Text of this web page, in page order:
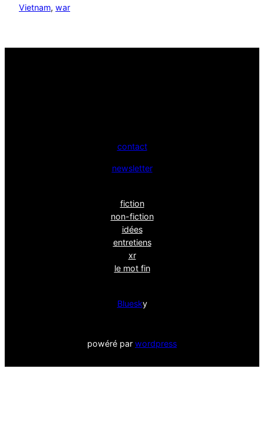
Vietnam, war
contact
newsletter
fiction
non-fiction
idées
entretiens
xr
le mot fin
Bluesky
powéré par wordpress